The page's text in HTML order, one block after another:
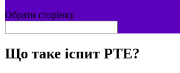
Обрати сторінку
Що таке іспит PTE?